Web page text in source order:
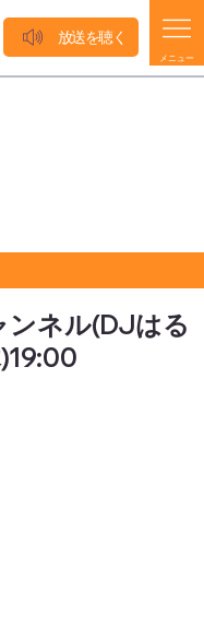
メニュー
放送を聴く
ンネル(DJはる